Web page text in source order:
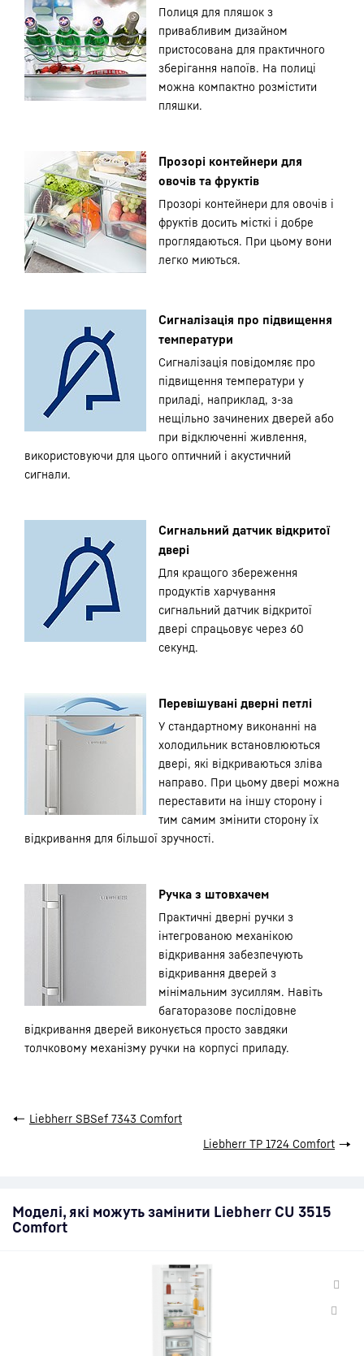
Полиця для пляшок з
привабливим дизайном
пристосована для практичного
зберігання напоїв. На полиці
можна компактно розмістити
пляшки.
Прозорі контейнери для
овочів та фруктів
Прозорі контейнери для овочів і
фруктів досить місткі і добре
проглядаються. При цьому вони
легко миються.
Сигналізація про підвищення
температури
Сигналізація повідомляє про
підвищення температури у
приладі, наприклад, з-за
нещільно зачинених дверей або
при відключенні живлення,
використовуючи для цього оптичний і акустичний
сигнали.
Сигнальний датчик відкритої
двері
Для кращого збереження
продуктів харчування
сигнальний датчик відкритої
двері спрацьовує через 60
секунд.
Перевішувані дверні петлі
У стандартному виконанні на
холодильник встановлюються
двері, які відкриваються зліва
направо. При цьому двері можна
переставити на іншу сторону і
тим самим змінити сторону їх
відкривання для більшої зручності.
Ручка з штовхачем
Практичні дверні ручки з
інтегрованою механікою
відкривання забезпечують
відкривання дверей з
мінімальним зусиллям. Навіть
багаторазове послідовне
відкривання дверей виконується просто завдяки
толчковому механізму ручки на корпусі приладу.
← Liebherr SBSef 7343 Comfort
Liebherr TP 1724 Comfort →
Моделі, які можуть замінити Liebherr CU 3515
Comfort